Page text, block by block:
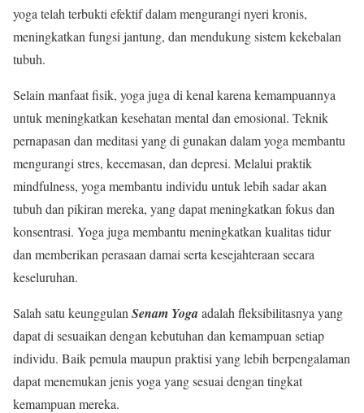
yoga telah terbukti efektif dalam mengurangi nyeri kronis,
meningkatkan fungsi jantung, dan mendukung sistem kekebalan
tubuh.
Selain manfaat fisik, yoga juga di kenal karena kemampuannya
untuk meningkatkan kesehatan mental dan emosional. Teknik
pernapasan dan meditasi yang di gunakan dalam yoga membantu
mengurangi stres, kecemasan, dan depresi. Melalui praktik
mindfulness, yoga membantu individu untuk lebih sadar akan
tubuh dan pikiran mereka, yang dapat meningkatkan fokus dan
konsentrasi. Yoga juga membantu meningkatkan kualitas tidur
dan memberikan perasaan damai serta kesejahteraan secara
keseluruhan.
Salah satu keunggulan Senam Yogaadalah fleksibilitasnya yang
dapat di sesuaikan dengan kebutuhan dan kemampuan setiap
individu. Baik pemula maupun praktisi yang lebih berpengalaman
dapat menemukan jenis yoga yang sesuai dengan tingkat
kemampuan mereka.